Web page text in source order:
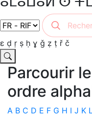
ɛ ḍ ṛ ṣ ḥ ɣ ǧ ẓ ṭ ř č
Parcourir
ordre
A B C D E F G H I J K